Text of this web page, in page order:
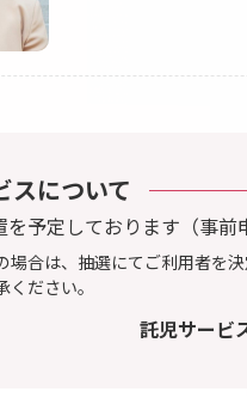
スについて
予定しております（事前
合は、抽選にてご利用者を
ださい。
託児サービ